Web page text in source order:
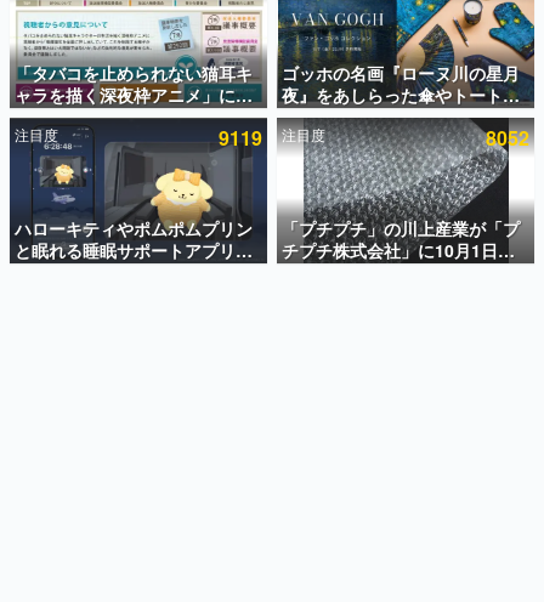
ゲームの企画書
名作ゲームクリエイターの方々に製作時のエピソードをお
聞きし、ヒットする企画（ゲーム）とは何か？を探ってい
きます。
赫本
この物語を解いてはいけない。『赫本』は、〈試験問題〉
の形をした短編ホラー小説集です。
新世代に訊く
これからのデジタルゲーム市場を担う若きクリエイター達
の姿を追い、彼らのルーツと情熱を探っていきます。
「タバコを止められない猫耳キ
ャラを描く深夜枠アニメ」に視
聴者の一部から批判意見。違法
薬物の使用と思しき描写も含め
て、BPOが議論を交わす
ゴッホの名画『ローヌ川の星月
夜』をあしらった傘やトートバ
ッグなどが登場。8月7日21時よ
り2日間限定で予約販売
注目度 9119
ハローキティやポムポムプリン
と眠れる睡眠サポートアプリ
『ゆめたび』が配信中。キャラ
注目度 8052
「プチプチ」の川上産業が「プ
チプチ株式会社」に10月1日よ
り社名変更へ。創業58年で初め